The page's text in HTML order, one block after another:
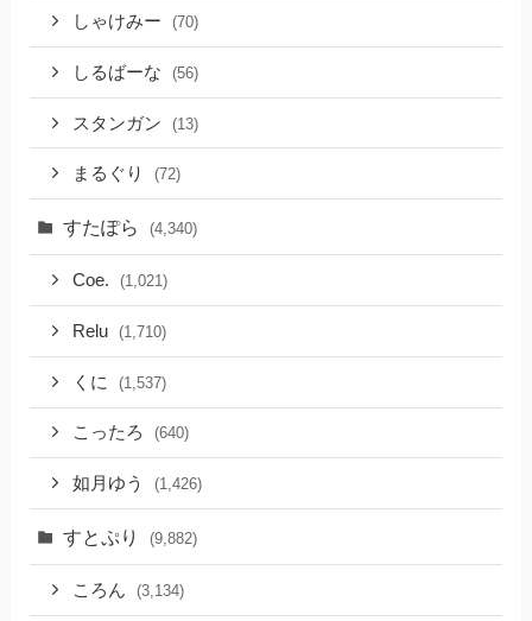
しゃけみー (70)
しるばーな (56)
スタンガン (13)
まるぐり (72)
すたぽら (4,340)
Coe. (1,021)
Relu (1,710)
くに (1,537)
こったろ (640)
如月ゆう (1,426)
すとぷり (9,882)
ころん (3,134)